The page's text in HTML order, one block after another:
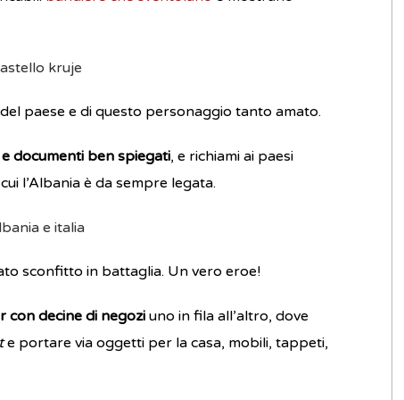
paese e di questo personaggio tanto amato.
documenti ben spiegati, e richiami ai paesi
l’Albania è da sempre legata.
sconfitto in battaglia. Un vero eroe!
con decine di negozi uno in fila all’altro, dove
e portare via oggetti per la casa, mobili, tappeti,